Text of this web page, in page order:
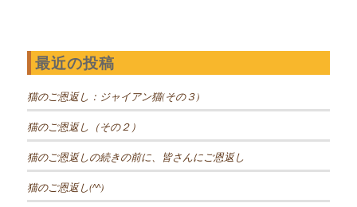
最近の投稿
猫のご恩返し：ジャイアン猫(その３)
猫のご恩返し（その２）
猫のご恩返しの続きの前に、皆さんにご恩返し
猫のご恩返し(^^)